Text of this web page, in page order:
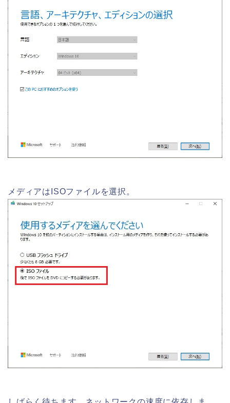
メディアはISOファイルを選択。